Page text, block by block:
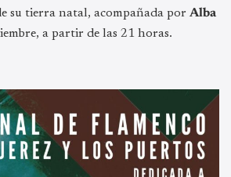
su tierra natal, acompañada por Alba
a partir de las 21 horas.